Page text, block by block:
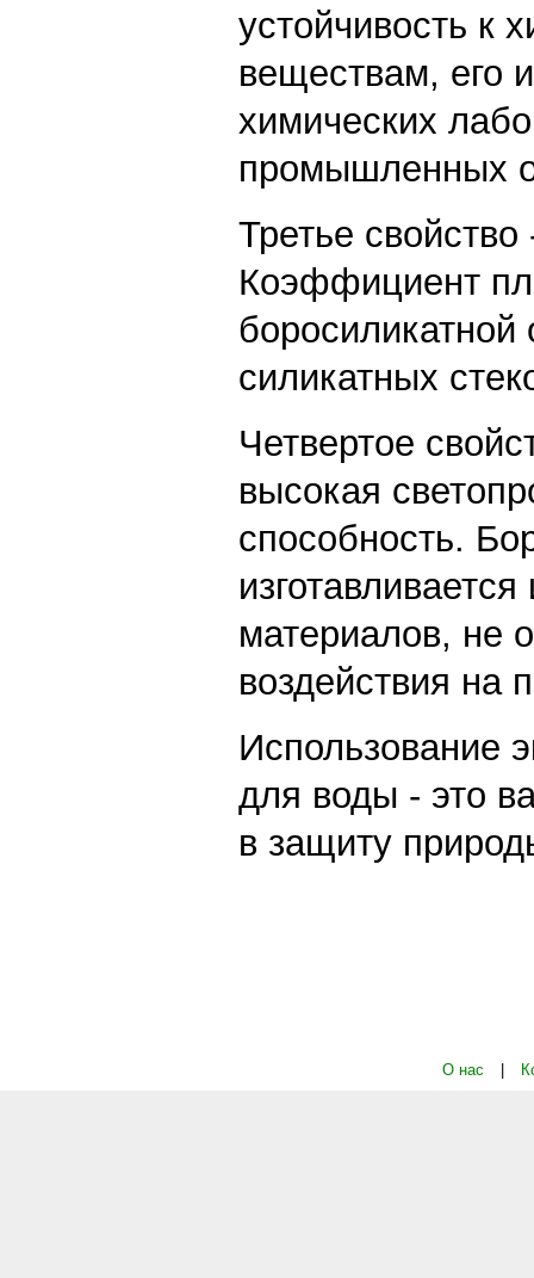
устойчивость к
веществам, его
химических
промышленных
Третье
Коэффициент
силикатных
Четвертое
высокая
способность.
материалов, не
воздействия на
Использование
для воды - это
в защиту
О нас